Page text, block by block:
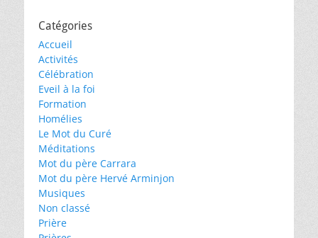
Catégories
Accueil
Activités
Célébration
Eveil à la foi
Formation
Homélies
Le Mot du Curé
Méditations
Mot du père Carrara
Mot du père Hervé Arminjon
Musiques
Non classé
Prière